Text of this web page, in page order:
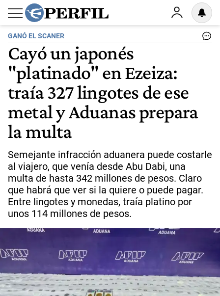
GANÓ EL SCANER
Cayó un japonés
"platinado" en Ezeiza:
traía 327 lingotes de ese
metal y Aduanas prepara
la multa
Semejante infracción aduanera puede costarle
al viajero, que venía desde Abu Dabi, una
multa de hasta 342 millones de pesos. Claro
que habrá que ver si la quiere o puede pagar.
Entre lingotes y monedas, traía platino por
unos 114 millones de pesos.